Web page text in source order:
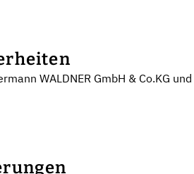
WALDNER GmbH & Co.KG